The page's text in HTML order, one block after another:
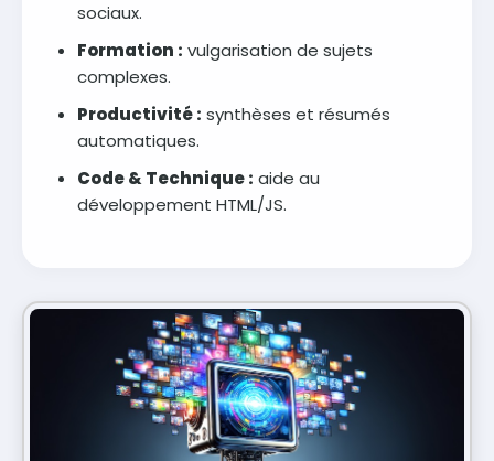
sociaux.
Formation : vulgarisation de sujets
complexes.
Productivité : synthèses et résumés
automatiques.
Code & Technique : aide au
développement HTML/JS.